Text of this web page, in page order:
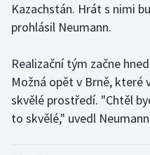
Ostatní
Kazachstán. Hrát s nimi
prohlásil Neumann.
Realizační tým začne
Možná opět v Brně,
skvělé prostředí. "Chtěl
to skvělé," uvedl